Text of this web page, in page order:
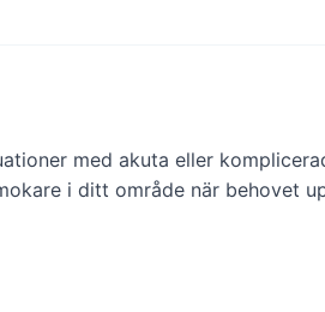
med akuta eller
i ditt område när behovet